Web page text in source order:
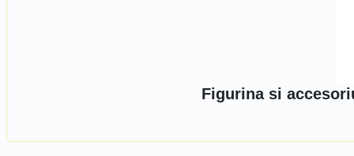
Figurina si